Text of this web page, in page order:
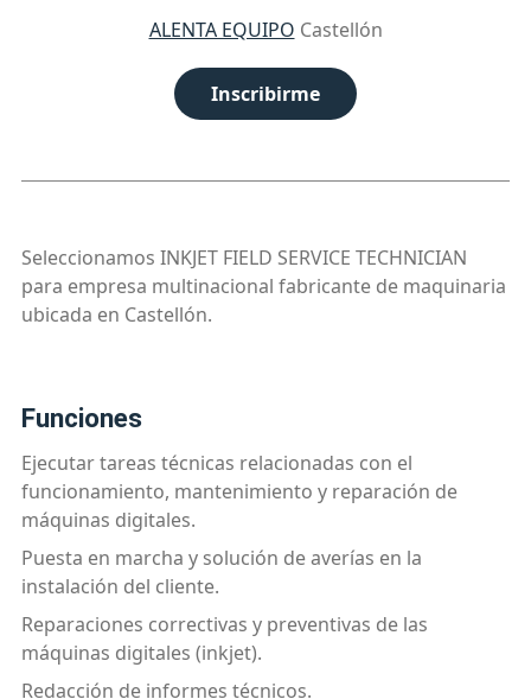
ALENTA EQUIPO Castellón
Inscribirme
Seleccionamos INKJET FIELD SERVICE TECHNICIAN
para empresa multinacional fabricante de maquinaria
ubicada en Castellón.
funciones
Ejecutar tareas técnicas relacionadas con el
funcionamiento, mantenimiento y reparación de
máquinas digitales.
Puesta en marcha y solución de averías en la
instalación del cliente.
Reparaciones correctivas y preventivas de las
máquinas digitales (inkjet).
Redacción de informes técnicos.